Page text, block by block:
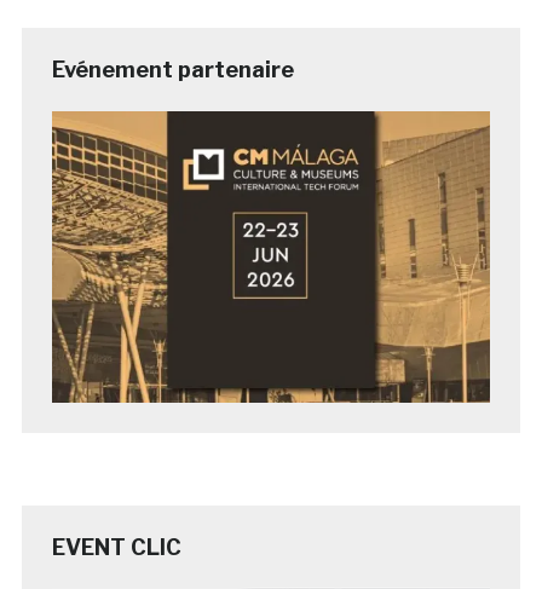
Evénement partenaire
EVENT CLIC